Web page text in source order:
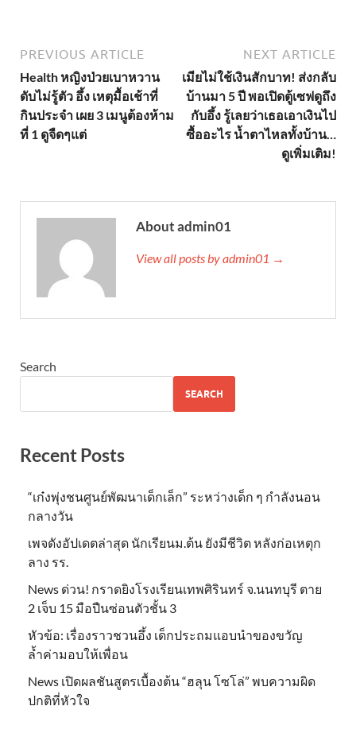
PREVIOUS ARTICLE
Health หญิงป่วยเบาหวาน
ดับไม่รู้ตัว อึ้ง เหตุมื้อเช้าที่
กินประจำ เผย 3 เมนูต้องห้าม
ที่ 1 ดูจืดๆแต่
NEXT ARTICLE
เมียไม่ใช้เงินสักบาท! ส่งกลับ
บ้านมา 5 ปี พอเปิดตู้เซฟดูถึง
กับอึ้ง รู้เลยว่าเธอเอาเงินไป
ซื้ออะไร น้ำตาไหลทั้งบ้าน…
ดูเพิ่มเติม!
About admin01
View all posts by admin01 →
Search
SEARCH
Recent Posts
“เก๋งพุ่งชนศูนย์พัฒนาเด็กเล็ก” ระหว่างเด็ก ๆ กำลังนอน
กลางวัน
เพจดังอัปเดตล่าสุด นักเรียนม.ต้น ยังมีชีวิต หลังก่อเหตุก
ลาง รร.
News ด่วน! กราดยิงโรงเรียนเทพศิรินทร์ จ.นนทบุรี ตาย
2 เจ็บ 15 มือปืนซ่อนตัวชั้น 3
หัวข้อ: เรื่องราวชวนอึ้ง เด็กประถมแอบนำของขวัญ
ล้ำค่ามอบให้เพื่อน
News เปิดผลชันสูตรเบื้องต้น “ฮลุน โซโล่” พบความผิด
ปกติที่หัวใจ